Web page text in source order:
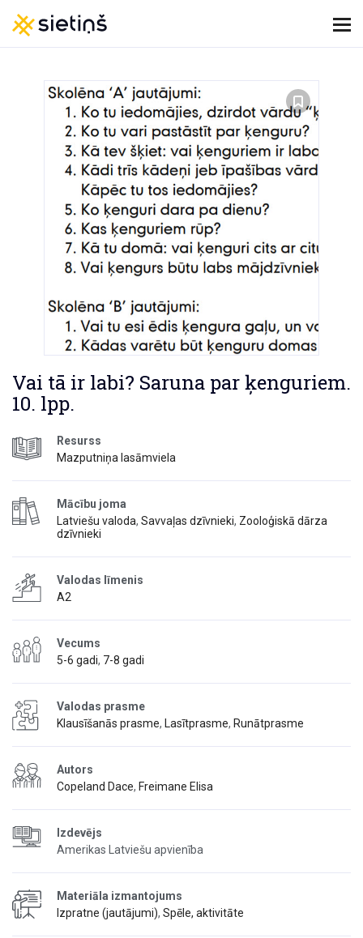
Vai tā ir labi? Saruna par ķenguriem.
10. lpp.
Resurss
Mazputniņa lasāmviela
Mācību joma
Latviešu valoda, Savvaļas dzīvnieki, Zooloģiskā dārza
dzīvnieki
Valodas līmenis
A2
Vecums
5-6 gadi, 7-8 gadi
Valodas prasme
Klausīšanās prasme, Lasītprasme, Runātprasme
Autors
Copeland Dace, Freimane Elisa
Izdevējs
Amerikas Latviešu apvienība
Materiāla izmantojums
Izpratne (jautājumi), Spēle, aktivitāte